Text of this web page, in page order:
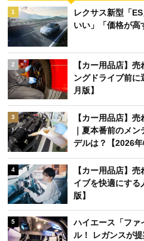
1
レクサス新型「
いい」「価格が高
2
【カー用品店】
ングドライブ前
月版】
3
【カー用品店】
｜夏本番前のメ
デルは？【2026年
4
【カー用品店】
イブを快適にする
版】
5
ハイエース「ファ
ル！ レガンスが